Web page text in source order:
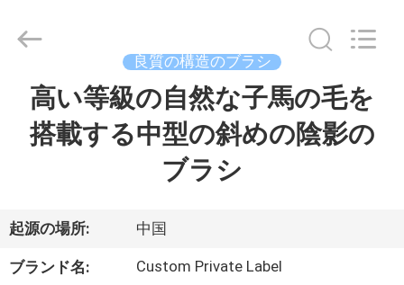
ダ
ク
2017
Chanmy
Cosmetics
良質の構造のブラシ
高い等級の自然な子馬の毛を
搭載する中型の斜めの陰影の
ブラシ
起源の場所: 中国
ブランド名: Custom Private Label